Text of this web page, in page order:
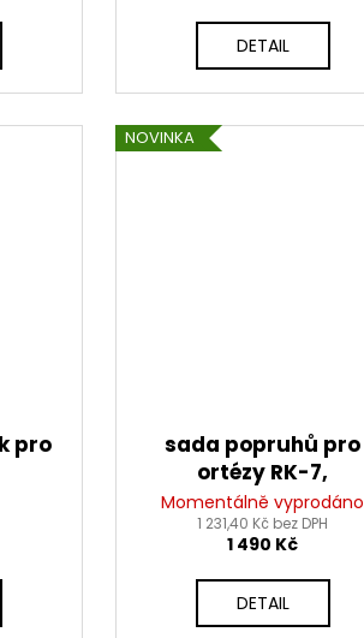
DETAIL
pro
4
NOVINKA
sada popruhů pro
ortézy RK-7,
ALPINESTARS
Momentálně vyprodáno
1 231,40 Kč bez DPH
1 490 Kč
DETAIL